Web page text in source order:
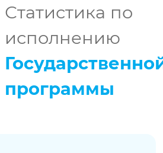
Статистика по
исполнению
программы